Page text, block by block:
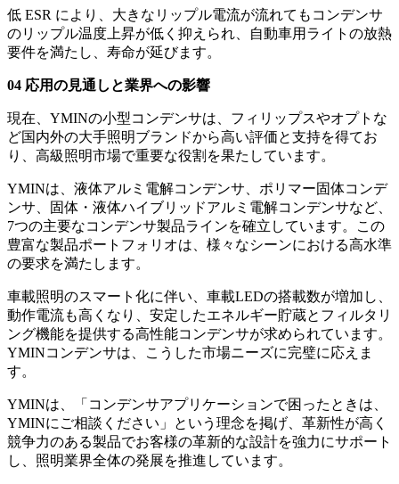
低 ESR により、大きなリップル電流が流れてもコンデンサ
のリップル温度上昇が低く抑えられ、自動車用ライトの放熱
要件を満たし、寿命が延びます。
04 応用の見通しと業界への影響
現在、YMINの小型コンデンサは、フィリップスやオプトな
ど国内外の大手照明ブランドから高い評価と支持を得てお
り、高級照明市場で重要な役割を果たしています。
YMINは、液体アルミ電解コンデンサ、ポリマー固体コンデ
ンサ、固体・液体ハイブリッドアルミ電解コンデンサなど、
7つの主要なコンデンサ製品ラインを確立しています。この
豊富な製品ポートフォリオは、様々なシーンにおける高水準
の要求を満たします。
車載照明のスマート化に伴い、車載LEDの搭載数が増加し、
動作電流も高くなり、安定したエネルギー貯蔵とフィルタリ
ング機能を提供する高性能コンデンサが求められています。
YMINコンデンサは、こうした市場ニーズに完璧に応えま
す。
YMINは、「コンデンサアプリケーションで困ったときは、
YMINにご相談ください」という理念を掲げ、革新性が高く
競争力のある製品でお客様の革新的な設計を強力にサポート
し、照明業界全体の発展を推進しています。